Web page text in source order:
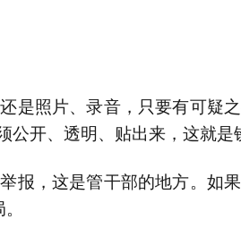
照片、录音，只要有可疑之
公开、透明、贴出来，这就是
，这是管干部的地方。如果